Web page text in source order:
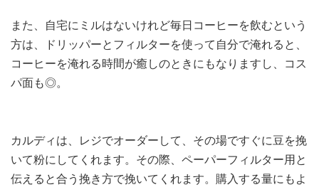
また、自宅にミルはないけれど毎日コーヒーを飲むという
方は、ドリッパーとフィルターを使って自分で淹れると、
コーヒーを淹れる時間が癒しのときにもなりますし、コス
パ面も◎。
カルディは、レジでオーダーして、その場ですぐに豆を挽
いて粉にしてくれます。その際、ペーパーフィルター用と
伝えると合う挽き方で挽いてくれます。購入する量にもよ